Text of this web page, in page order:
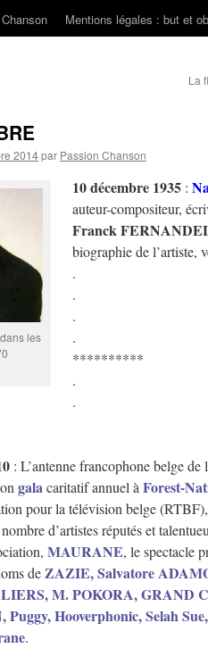
Mentions légales : but et
La
2014par Passion Chanson
les
10 décembre 1935 :
auteur-compositeur,
Franck
biographie de l’artiste,
.
.
.
.
**********
.
.
: L’antenne francophone belge de
galacaritatif annuel à Forest-
pour la télévision belge
d’artistes réputés et
MAURANE, le spectacle
deZAZIE, Salvatore
M. POKORA, GRAND
Hooverphonic, Selah
.